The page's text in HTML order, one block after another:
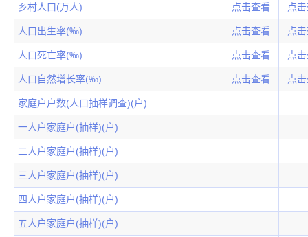
乡村人口(万人) 点击查看 点
人口出生率(‰) 点击查看 点
人口死亡率(‰) 点击查看 点
人口自然增长率(‰) 点击查看 点
家庭户户数(人口抽样调查)(户)
一人户家庭户(抽样)(户)
二人户家庭户(抽样)(户)
三人户家庭户(抽样)(户)
四人户家庭户(抽样)(户)
五人户家庭户(抽样)(户)